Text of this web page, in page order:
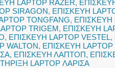
LAPTOP RAZER,
SIRAGON, ΕΠΙΣΚΕΥΗ
TONGFANG, ΕΠΙΣΚΕΥΗ
TRIGEM, ΕΠΙΣΚΕΥΗ
, ΕΠΙΣΚΕΥΗ LAPTOP VESTEL,
WALTON, ΕΠΙΣΚΕΥΗ LAPTOP
, ΕΠΙΣΚΕΥΗ ΛΑΠΤΟΠ,
LAPTOP ΛΑΡΙΣΑ